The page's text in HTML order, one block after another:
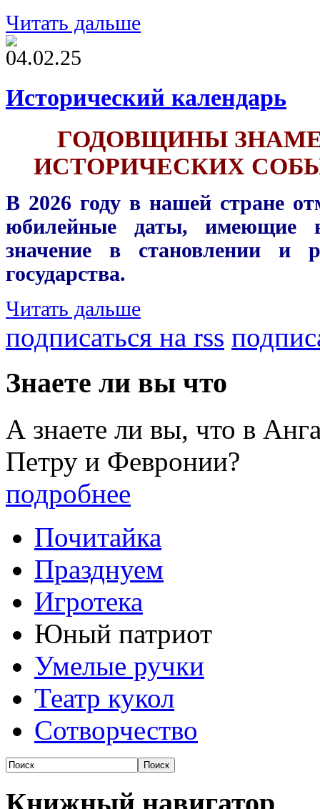
Читать дальше
04.02.25
Исторический календарь
ГОДОВЩИНЫ
ИСТОРИЧЕСКИХ
В 2026 году в нашей стране
юбилейные даты, имеющие
значение в становлении и
государства.
Читать дальше
подписаться на rss
Знаете ли вы что
А знаете ли вы, что в
Петру и Февронии?
подробнее
Почитайка
Празднуем
Игротека
Юный патриот
Умелые ручки
Театр кукол
Сотворчество